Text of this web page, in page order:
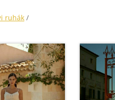
ruhák /